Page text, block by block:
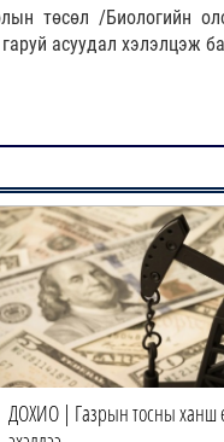
төсөл /Биологийн
асуудал хэлэлцэж
ДОХИО | Газрын тосны ханш